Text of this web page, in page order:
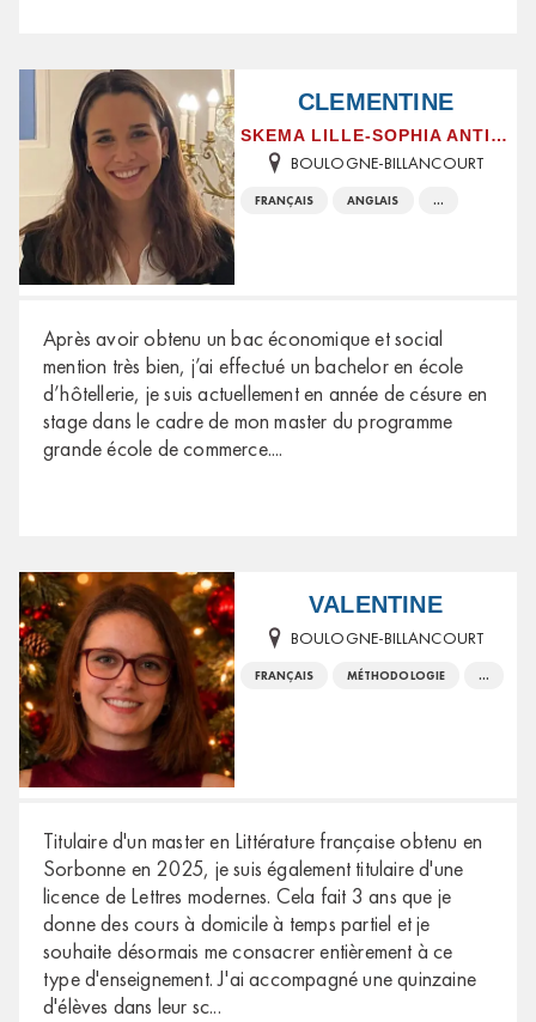
CLEMENTINE
SKEMA LILLE-SOPHIA ANTIPOLIS
BOULOGNE-BILLANCOURT
FRANÇAIS ANGLAIS ...
Après avoir obtenu un bac économique et social
mention très bien, j’ai effectué un bachelor en école
d’hôtellerie, je suis actuellement en année de césure en
stage dans le cadre de mon master du programme
grande école de commerce....
VALENTINE
BOULOGNE-BILLANCOURT
FRANÇAIS MÉTHODOLOGIE ...
Titulaire d'un master en Littérature française obtenu en
Sorbonne en 2025, je suis également titulaire d'une
licence de Lettres modernes. Cela fait 3 ans que je
donne des cours à domicile à temps partiel et je
souhaite désormais me consacrer entièrement à ce
type d'enseignement. J'ai accompagné une quinzaine
d'élèves dans leur sc...